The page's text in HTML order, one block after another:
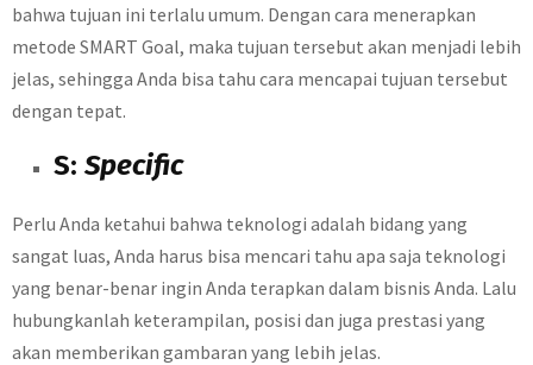
bahwa tujuan ini terlalu umum. Dengan cara menerapkan
metode SMART Goal, maka tujuan tersebut akan menjadi lebih
jelas, sehingga Anda bisa tahu cara mencapai tujuan tersebut
dengan tepat.
S:Specific
Perlu Anda ketahui bahwa teknologi adalah bidang yang
sangat luas, Anda harus bisa mencari tahu apa saja teknologi
yang benar-benar ingin Anda terapkan dalam bisnis Anda. Lalu
hubungkanlah keterampilan, posisi dan juga prestasi yang
akan memberikan gambaran yang lebih jelas.